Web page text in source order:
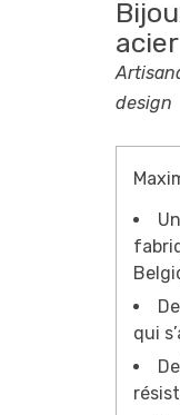
design
qui